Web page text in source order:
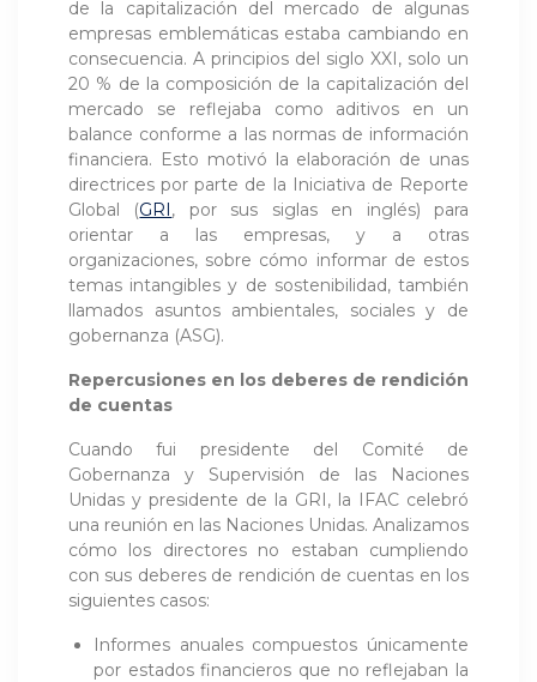
de la capitalización del mercado de algunas
empresas emblemáticas estaba cambiando en
consecuencia. A principios del siglo XXI, solo un
20 % de la composición de la capitalización del
mercado se reflejaba como aditivos en un
balance conforme a las normas de información
financiera. Esto motivó la elaboración de unas
directrices por parte de la Iniciativa de Reporte
Global (GRI, por sus siglas en inglés) para
orientar a las empresas, y a otras
organizaciones, sobre cómo informar de estos
temas intangibles y de sostenibilidad, también
llamados asuntos ambientales, sociales y de
gobernanza (ASG).
Repercusiones en los deberes de rendición
de cuentas
Cuando fui presidente del Comité de
Gobernanza y Supervisión de las Naciones
Unidas y presidente de la GRI, la IFAC celebró
una reunión en las Naciones Unidas. Analizamos
cómo los directores no estaban cumpliendo
con sus deberes de rendición de cuentas en los
siguientes casos:
Informes anuales compuestos únicamente
por estados financieros que no reflejaban la